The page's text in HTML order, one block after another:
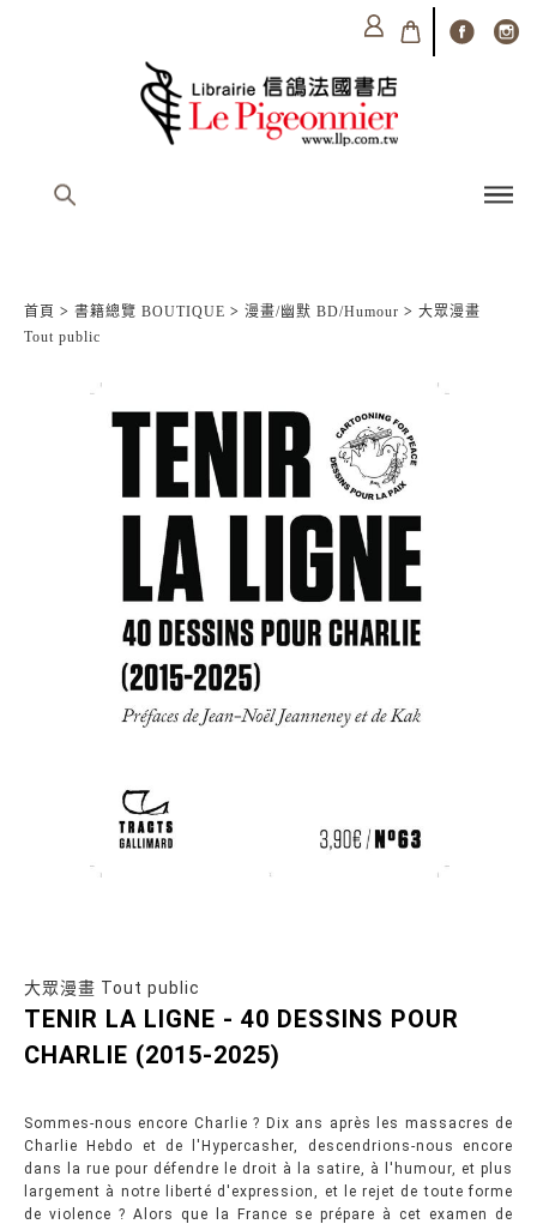
首頁 > 書籍總覽 BOUTIQUE > 漫畫/幽默 BD/Humour > 大眾漫畫
Tout public
大眾漫畫 Tout public
TENIR LA LIGNE - 40 DESSINS POUR
CHARLIE (2015-2025)
Sommes-nous encore Charlie ? Dix ans après les massacres de
Charlie Hebdo et de l'Hypercasher, descendrions-nous encore
dans la rue pour défendre le droit à la satire, à l'humour, et plus
largement à notre liberté d'expression, et le rejet de toute forme
de violence ? Alors que la France se prépare à cet examen de